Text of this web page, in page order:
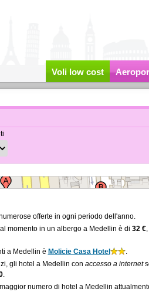
Voli low cost
offerte in ogni periodo dell'anno.
momento in un albergo a Medellin è di32 €
a Medellin è Molicie Casa Hotel
.
gli hotel a Medellin con accesso a internet
.
numero di hotel a Medellin